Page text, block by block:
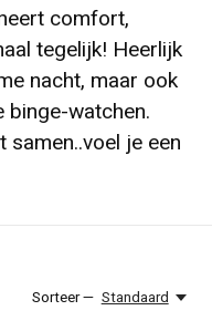
comfort,
tegelijk! Heerlijk
nacht, maar ook
binge-watchen.
je een
Sorteer — Standaard